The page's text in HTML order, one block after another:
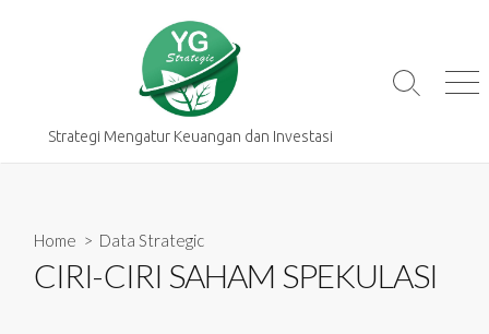
Strategi Mengatur Keuangan dan Investasi
Search
Home > Data Strategic
CIRI-CIRI SAHAM SPEKULASI